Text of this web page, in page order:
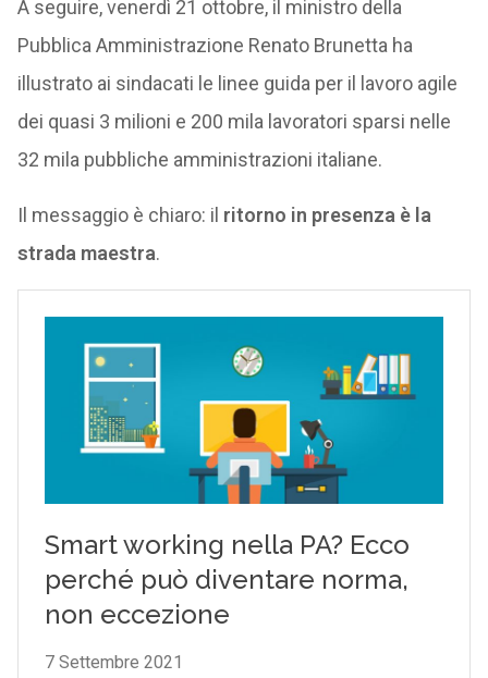
A seguire, venerdì 21 ottobre, il ministro della
Pubblica Amministrazione Renato Brunetta ha
illustrato ai sindacati le linee guida per il lavoro agile
dei quasi 3 milioni e 200 mila lavoratori sparsi nelle
32 mila pubbliche amministrazioni italiane.
Il messaggio è chiaro: il ritorno in presenza è la
strada maestra.